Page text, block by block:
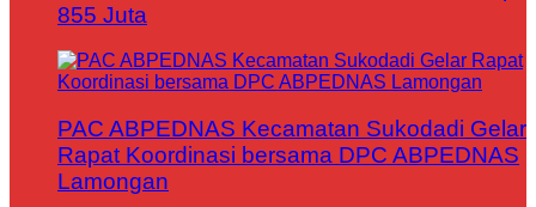
855 Juta
PAC ABPEDNAS Kecamatan Sukodadi Gelar
Rapat Koordinasi bersama DPC ABPEDNAS
Lamongan